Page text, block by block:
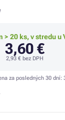
> 20 ks, v stredu u
3,60 €
2,93 €bez DPH
za posledných 30 dní: